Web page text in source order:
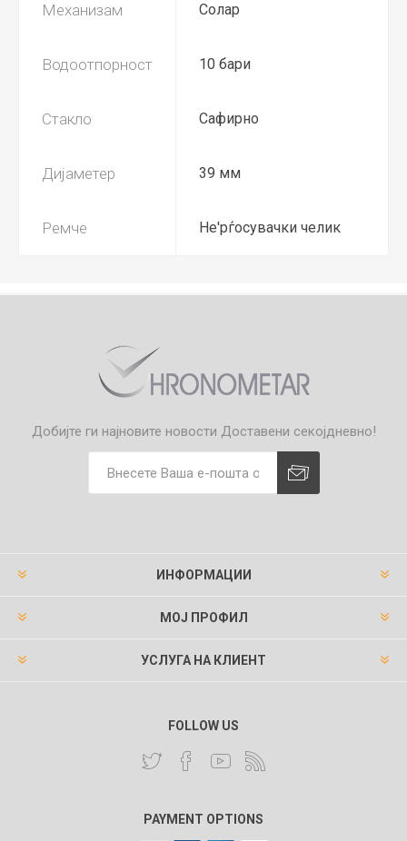
Механизам Солар
Водоотпорност 10 бари
Стакло Сафирно
Дијаметер 39 мм
Ремче Не'рѓосувачки челик
Добијте ги најновите новости Доставени секојдневно!
ИНФОРМАЦИИ
МОЈ ПРОФИЛ
УСЛУГА НА КЛИЕНТ
FOLLOW US
PAYMENT OPTIONS